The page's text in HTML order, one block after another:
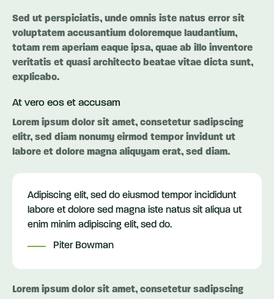
Sed ut perspiciatis, unde omnis iste natus error sit
voluptatem accusantium doloremque laudantium,
totam rem aperiam eaque ipsa, quae ab illo inventore
veritatis et quasi architecto beatae vitae dicta sunt,
explicabo.
At vero eos et accusam
Lorem ipsum dolor sit amet, consetetur sadipscing
elitr, sed diam nonumy eirmod tempor invidunt ut
labore et dolore magna aliquyam erat, sed diam.
Adipiscing elit, sed do eiusmod tempor incididunt
labore et dolore sed magna iste natus sit aliqua ut
enim minim adipiscing elit, sed do.
Piter Bowman
Lorem ipsum dolor sit amet, consetetur sadipscing